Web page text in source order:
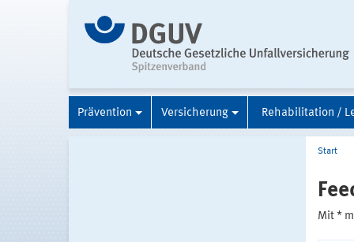
Prävention Versicherung Rehabilitation /
Start
Mit *